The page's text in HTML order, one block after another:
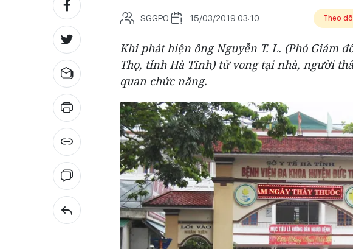
SGGPO 15/03/2019 03:10 Theo
Khi phát hiện ông Nguyễn T. L. (Phó Giám
Thọ, tỉnh Hà Tĩnh) tử vong tại nhà, người
quan chức năng.